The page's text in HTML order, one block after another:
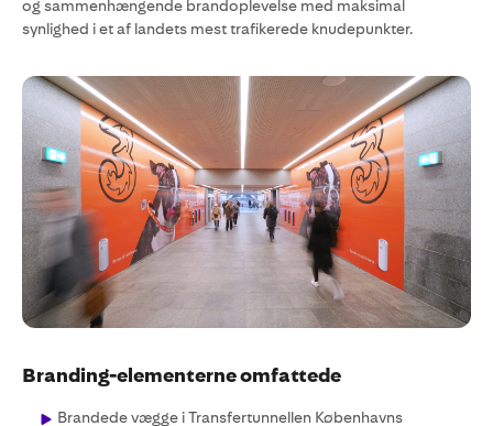
og sammenhængende brandoplevelse med maksimal
synlighed i et af landets mest trafikerede knudepunkter.
Branding-elementerne omfattede
Brandede vægge i Transfertunnellen Københavns